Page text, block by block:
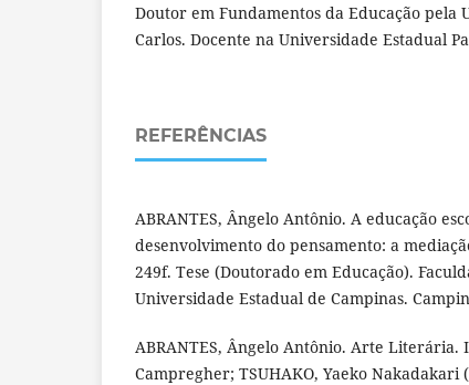
Doutor em Fundamentos da Educação pela
Carlos. Docente na Universidade Estadual
REFERÊNCIAS
ABRANTES, Ângelo Antônio. A educação
desenvolvimento do pensamento: a
249f. Tese (Doutorado em Educação).
Universidade Estadual de Campinas.
ABRANTES, Ângelo Antônio. Arte Literária.
Campregher; TSUHAKO, Yaeko Nakadakari